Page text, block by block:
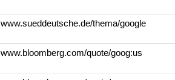
www.sueddeutsche.de/thema/google
www.bloomberg.com/quote/goog:us